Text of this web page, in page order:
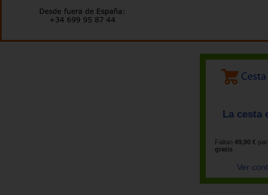
La cesta
Faltan 49,90 €
gratis
Ver